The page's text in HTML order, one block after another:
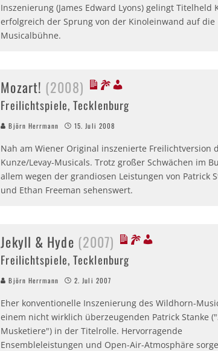
Inszenierung (James Edward Lyons) gelingt Titelheld
erfolgreich der Sprung von der Kinoleinwand auf die
Musicalbühne.
Mozart! (2008)
Freilichtspiele, Tecklenburg
Björn Herrmann 15. Juli 2008
Nah am Wiener Original inszenierte Freilichtversion
Kunze/Levay-Musicals. Trotz großer Schwächen im
allem wegen der grandiosen Leistungen von Patrick
und Ethan Freeman sehenswert.
Jekyll & Hyde (2007)
Freilichtspiele, Tecklenburg
Björn Herrmann 2. Juli 2007
Eher konventionelle Inszenierung des Wildhorn-
einem nicht wirklich überzeugenden Patrick Stanke
Musketiere") in der Titelrolle. Hervorragende
Ensembleleistungen und Open-Air-Atmosphäre